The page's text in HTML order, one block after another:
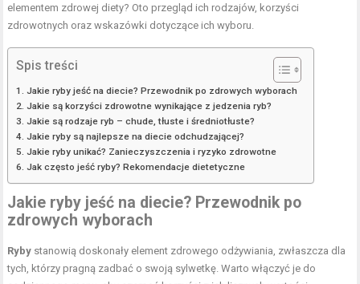
elementem zdrowej diety? Oto przegląd ich rodzajów, korzyści
zdrowotnych oraz wskazówki dotyczące ich wyboru.
Spis treści
Jakie ryby jeść na diecie? Przewodnik po zdrowych wyborach
Jakie są korzyści zdrowotne wynikające z jedzenia ryb?
Jakie są rodzaje ryb – chude, tłuste i średniotłuste?
Jakie ryby są najlepsze na diecie odchudzającej?
Jakie ryby unikać? Zanieczyszczenia i ryzyko zdrowotne
Jak często jeść ryby? Rekomendacje dietetyczne
Jakie ryby jeść na diecie? Przewodnik po
zdrowych wyborach
Ryby stanowią doskonały element zdrowego odżywiania, zwłaszcza dla
tych, którzy pragną zadbać o swoją sylwetkę. Warto włączyć je do